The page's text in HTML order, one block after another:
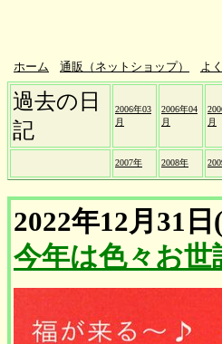
ホーム 通販（ネットショップ） よ
過去の日
記
2006年03
月
2006年04
月
月
2007年 2008年
2022年12月31日
今年は色々お